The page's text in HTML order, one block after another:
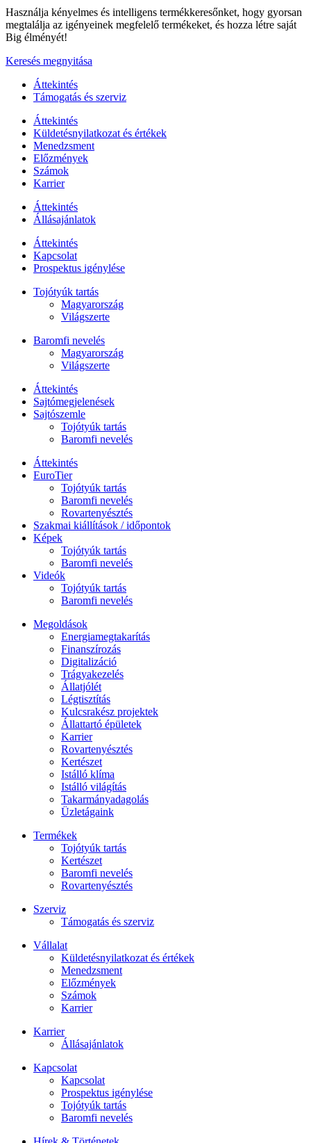
Használja kényelmes és intelligens termékkeresőnket, hogy gyorsan
megtalálja az igényeinek megfelelő termékeket, és hozza létre saját
Big élményét!
Keresés megnyitása
Áttekintés
Támogatás és szerviz
Áttekintés
Küldetésnyilatkozat és értékek
Menedzsment
Előzmények
Számok
Karrier
Áttekintés
Állásajánlatok
Áttekintés
Kapcsolat
Prospektus igénylése
Tojótyúk tartás
Magyarország
Világszerte
Baromfi nevelés
Magyarország
Világszerte
Áttekintés
Sajtómegjelenések
Sajtószemle
Tojótyúk tartás
Baromfi nevelés
Áttekintés
EuroTier
Tojótyúk tartás
Baromfi nevelés
Rovartenyésztés
Szakmai kiállítások / időpontok
Képek
Tojótyúk tartás
Baromfi nevelés
Videók
Tojótyúk tartás
Baromfi nevelés
Megoldások
Energiamegtakarítás
Finanszírozás
Digitalizáció
Trágyakezelés
Állatjólét
Légtisztítás
Kulcsrakész projektek
Állattartó épületek
Karrier
Rovartenyésztés
Kertészet
Istálló klíma
Istálló világítás
Takarmányadagolás
Üzletágaink
Termékek
Tojótyúk tartás
Kertészet
Baromfi nevelés
Rovartenyésztés
Szerviz
Támogatás és szerviz
Vállalat
Küldetésnyilatkozat és értékek
Menedzsment
Előzmények
Számok
Karrier
Karrier
Állásajánlatok
Kapcsolat
Kapcsolat
Prospektus igénylése
Tojótyúk tartás
Baromfi nevelés